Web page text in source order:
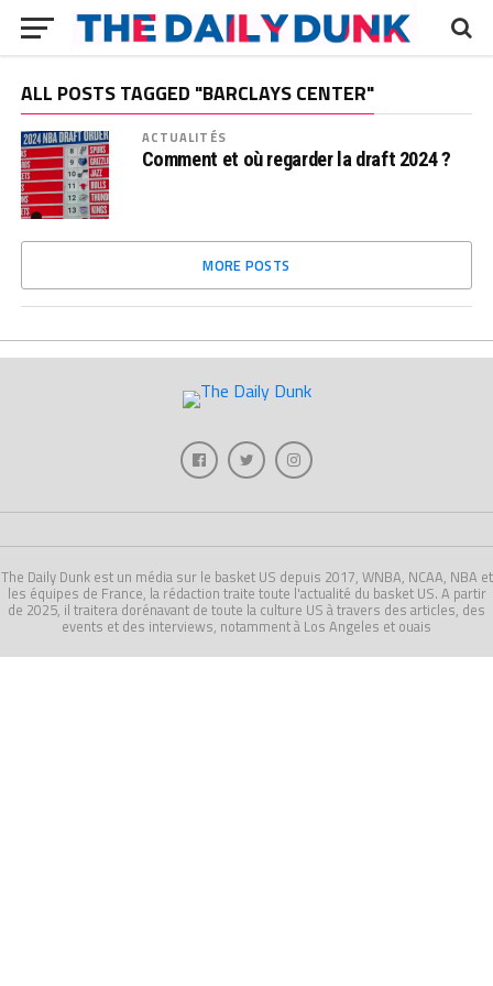
ALL POSTS TAGGED "BARCLAYS CENTER"
ACTUALITÉS
Comment et où regarder la draft 2024 ?
MORE POSTS
The Daily Dunk est un média sur le basket US depuis 2017, WNBA, NCAA, NBA et
les équipes de France, la rédaction traite toute l'actualité du basket US. A partir
de 2025, il traitera dorénavant de toute la culture US à travers des articles, des
events et des interviews, notamment à Los Angeles et ouais